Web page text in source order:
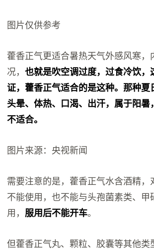
图片仅供参考
藿香正气更适合暑热天气外感风寒，
况，也就是吹空调过度，过食冷饮，
证，藿香正气适合的是这种。那种夏
头晕、体热、口渴、出汗，属于阳暑
不适合。
图片来源：央视新闻
需要注意的是，藿香正气水含酒精，
不能使用，也不能与头孢菌素类、甲
用， 服用后不能开车。
但藿香正气丸、颗粒、胶囊等其他类